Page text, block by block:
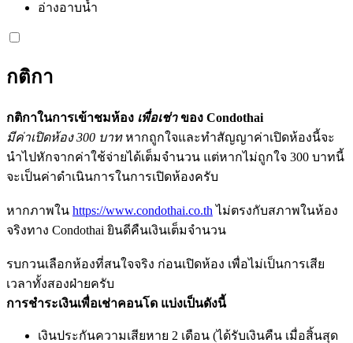
อ่างอาบน้ำ
กติกา
กติกาในการเข้าชมห้อง เพื่อเช่าของ Condothai
มีค่าเปิดห้อง 300 บาทหากถูกใจและทำสัญญาค่าเปิดห้องนี้จะ
นำไปหักจากค่าใช้จ่ายได้เต็มจำนวน แต่หากไม่ถูกใจ 300 บาทนี้
จะเป็นค่าดำเนินการในการเปิดห้องครับ
หากภาพใน https://www.condothai.co.th ไม่ตรงกับสภาพในห้อง
จริงทาง Condothai ยินดีคืนเงินเต็มจำนวน
รบกวนเลือกห้องที่สนใจจริง ก่อนเปิดห้อง เพื่อไม่เป็นการเสีย
เวลาทั้งสองฝ่ายครับ
การชำระเงินเพื่อเช่าคอนโด แบ่งเป็นดังนี้
เงินประกันความเสียหาย 2 เดือน (ได้รับเงินคืน เมื่อสิ้นสุด